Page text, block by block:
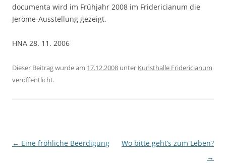
documenta wird im Frühjahr 2008 im Fridericianum die
Jeröme-Ausstellung gezeigt.
HNA 28. 11. 2006
Dieser Beitrag wurde am 17.12.2008 unter Kunsthalle Fridericianum
veröffentlicht.
Beitragsnavigation
← Eine fröhliche Beerdigung
Wo bitte geht’s zum Leben?
→